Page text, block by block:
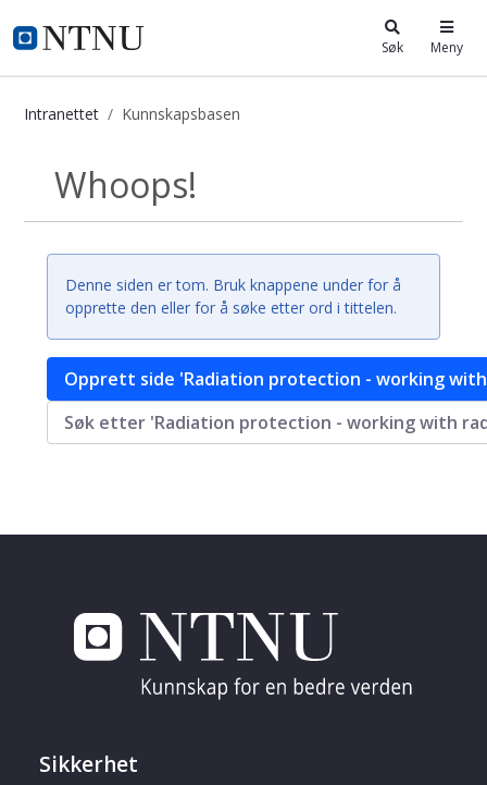
i.ntnu.no Søk Meny
Intranettet Kunnskapsbasen
Kunnskapsbasen
Tilbake
Whoops!
Denne siden er tom. Bruk knappene under for å
opprette den eller for å søke etter ord i tittelen.
Opprett side 'Radiation protection - working
Søk etter 'Radiation protection - working with
Sikkerhet